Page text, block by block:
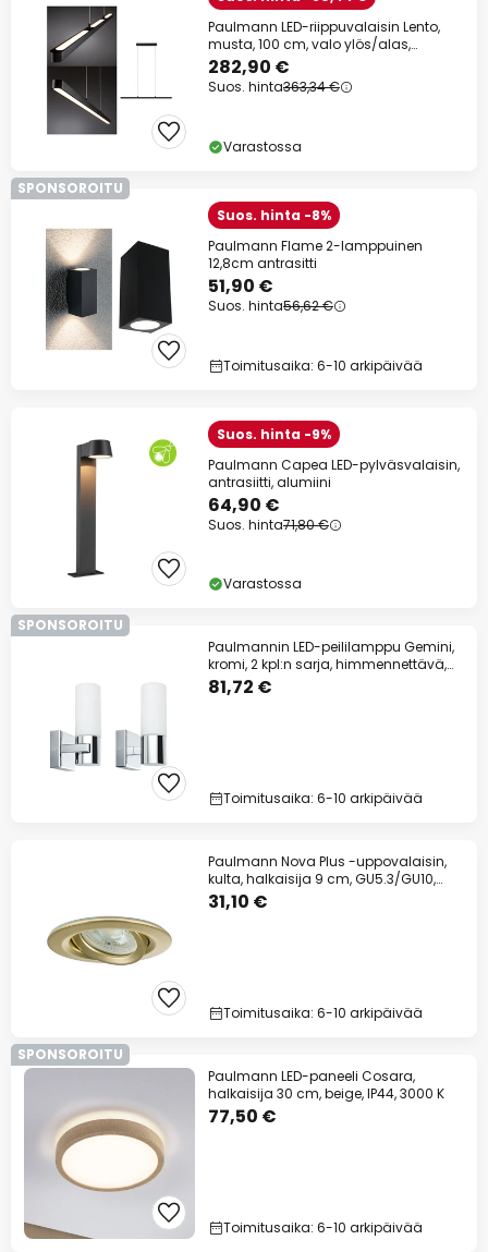
Paulmann LED-riippuvalaisin Lento,
musta, 100 cm, valo ylös/alas,
himmennettävä
282,90 €
Suos. hinta363,34 €
Varastossa
SPONSOROITU
Suos. hinta -8%
Paulmann Flame 2-lamppuinen
12,8cm antrasitti
51,90 €
Suos. hinta56,62 €
Toimitusaika: 6-10 arkipäivää
Suos. hinta -9%
Paulmann Capea LED-pylväsvalaisin,
antrasiitti, alumiini
64,90 €
Suos. hinta71,80 €
Varastossa
SPONSOROITU
Paulmannin LED-peililamppu Gemini,
kromi, 2 kpl:n sarja, himmennettävä,
IP44
81,72 €
Toimitusaika: 6-10 arkipäivää
Paulmann Nova Plus -uppovalaisin,
kulta, halkaisija 9 cm, GU5.3/GU10,
IP65
31,10 €
Toimitusaika: 6-10 arkipäivää
SPONSOROITU
Paulmann LED-paneeli Cosara,
halkaisija 30 cm, beige, IP44, 3000 K
77,50 €
Toimitusaika: 6-10 arkipäivää